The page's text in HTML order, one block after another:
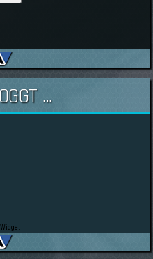
...
Widget